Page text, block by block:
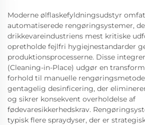
Moderne ølflaskefyldningsudstyr
automatiserede rengøringsystemer,
drikkevareindustriens mest kritiske
opretholde fejlfri hygiejnestandarder
produktionsprocesserne. Disse
(Cleaning-in-Place) udgør en
forhold til manuelle
gentagelig desinficering, der
og sikrer konsekvent overholdelse af
fødevaresikkerhedskrav.
typisk flere spraydyser, der er